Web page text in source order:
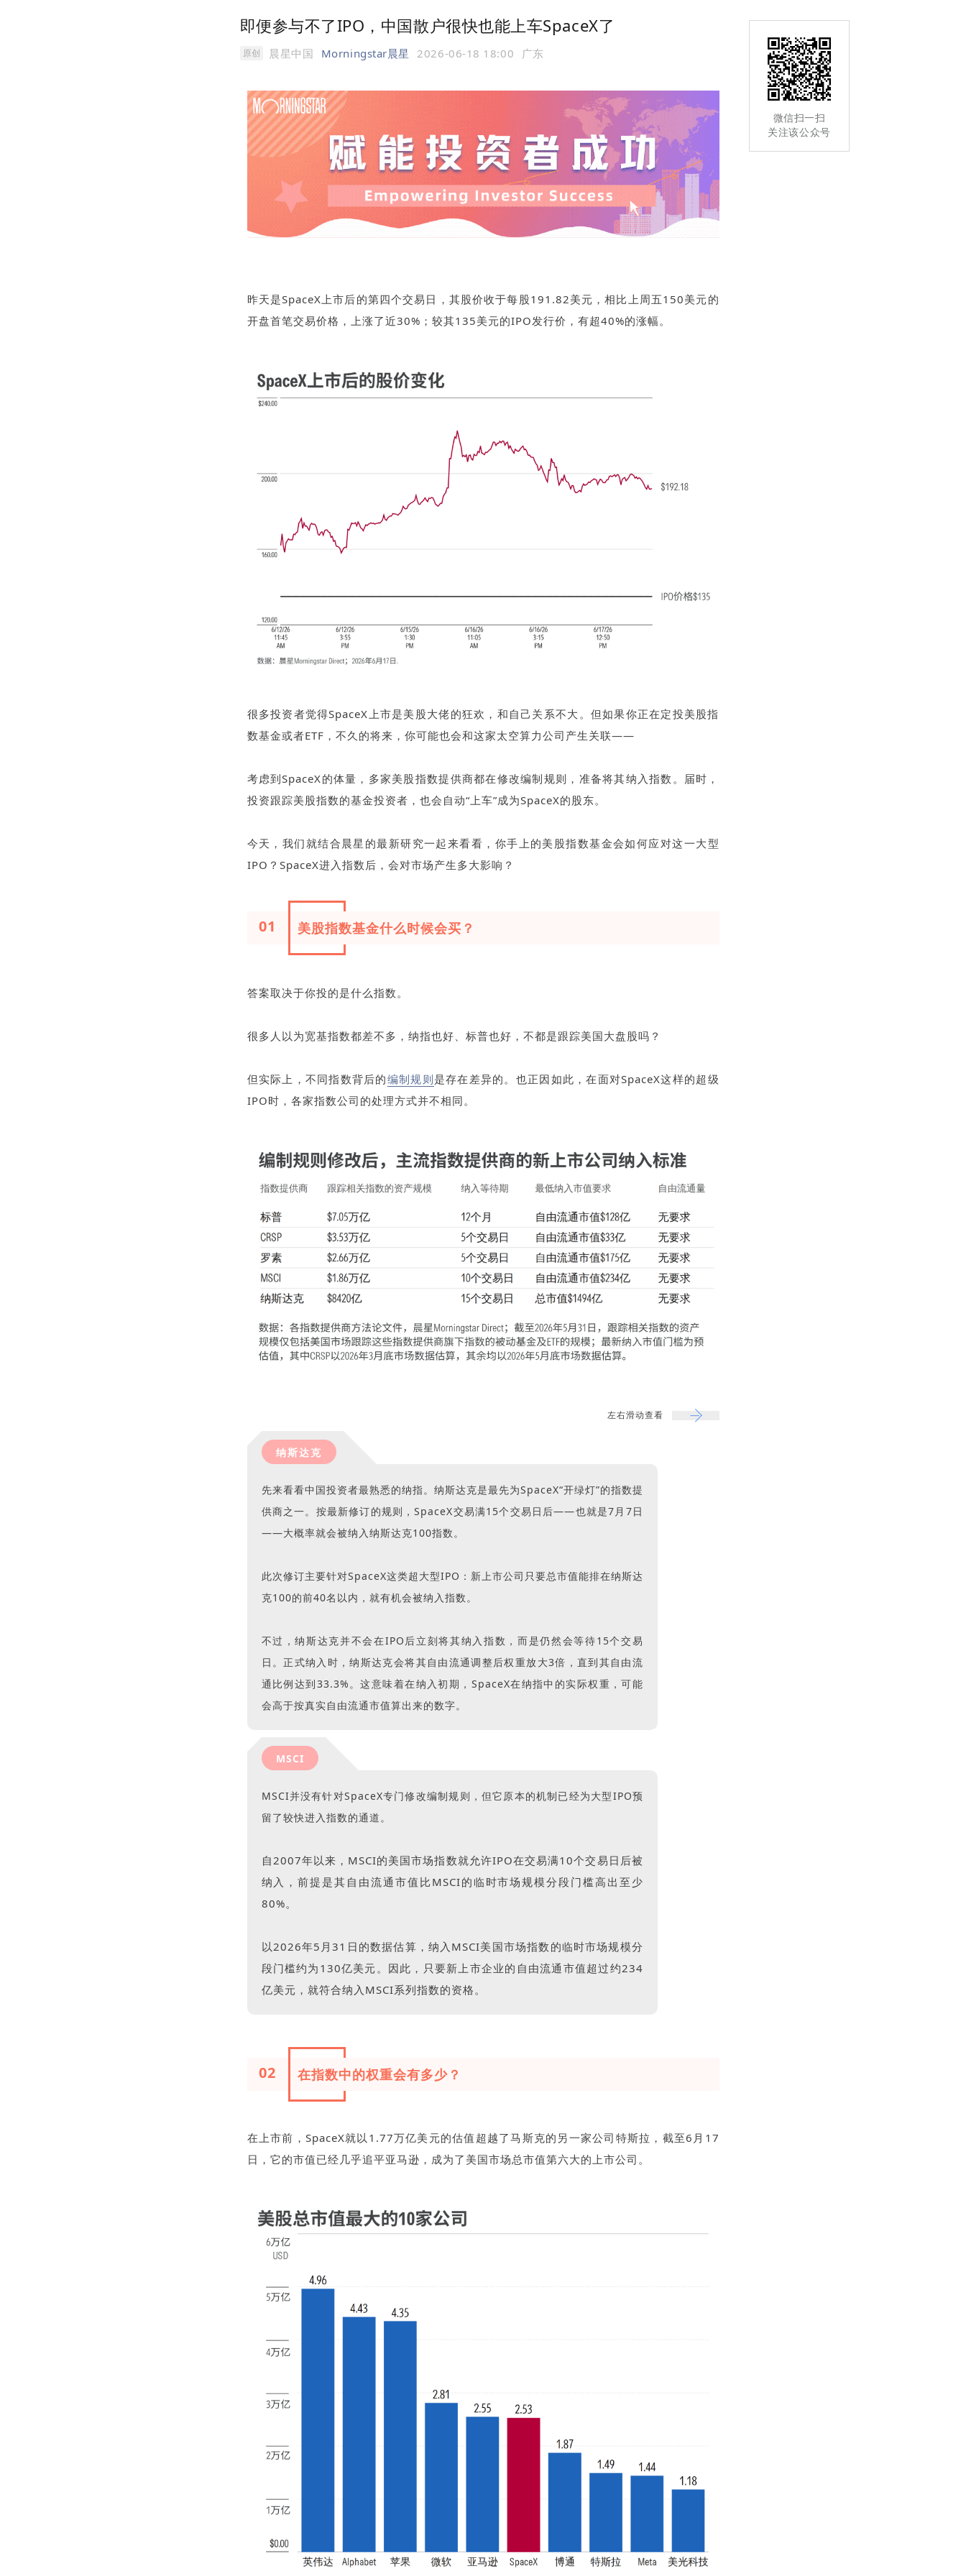
即便参与不了IPO，中国散户很快也能上车SpaceX了
原创 晨星中国 Morningstar晨星 2026-06-18 18:00 广东
昨天是SpaceX上市后的第四个交易日，其股价收于每股191.82美元，相比上周五150美元的
开盘首笔交易价格，上涨了近30%；较其135美元的IPO发行价，有超40%的涨幅。
很多投资者觉得SpaceX上市是美股大佬的狂欢，和自己关系不大。但如果你正在定投美股指
数基金或者ETF，不久的将来，你可能也会和这家太空算力公司产生关联——
考虑到SpaceX的体量，多家美股指数提供商都在修改编制规则，准备将其纳入指数。届时，
投资跟踪美股指数的基金投资者，也会自动“上车”成为SpaceX的股东。
今天， 我们就结合晨星的最新研究一起来看看，你手上的美股指数基金会如何应对这一大型
IPO？SpaceX进入指数后，会对市场产生多大影响？
01 美股指数基金什么时候会买？
答案取决于你投的是什么指数。
很多人以为宽基指数都差不多，纳指也好、标普也好，不都是跟踪美国大盘股吗？
但实际上，不同指数背后的编制规则是存在差异的。也正因如此，在面对SpaceX这样的超级
IPO时，各家指数公司的处理方式并不相同。
左右滑动查看
纳斯达克
先来看看中国投资者最熟悉的纳指。纳斯达克是最先为SpaceX“开绿灯”的指数提
供商之一。按最新修订的规则，SpaceX交易满15个交易日后——也就是7月7日
——大概率就会被纳入纳斯达克100指数。
此次修订主要针对SpaceX这类超大型IPO：新上市公司只要总市值能排在纳斯达
克100的前40名以内，就有机会被纳入指数。
不过，纳斯达克并不会在IPO后立刻将其纳入指数，而是仍然会等待15个交易
日。正式纳入时，纳斯达克会将其自由流通调整后权重放大3倍，直到其自由流
通比例达到33.3%。这意味着在纳入初期，SpaceX在纳指中的实际权重，可能
会高于按真实自由流通市值算出来的数字。
MSCI
MSCI并没有针对SpaceX专门修改编制规则，但它原本的机制已经为大型IPO预
留了较快进入指数的通道。
自2007年以来，MSCI的美国市场指数就允许IPO在交易满10个交易日后被
纳入，前提是其自由流通市值比MSCI的临时市场规模分段门槛高出至少
80%。
以2026年5月31日的数据估算，纳入MSCI美国市场指数的临时市场规模分
段门槛约为130亿美元。因此，只要新上市企业的自由流通市值超过约234
亿美元，就符合纳入MSCI系列指数的资格。
02 在指数中的权重会有多少？
在上市前，SpaceX就以1.77万亿美元的估值超越了马斯克的另一家公司特斯拉，截至6月17
日，它的市值已经几乎追平亚马逊，成为了美国市场总市值第六大的上市公司。
微信扫一扫
关注该公众号